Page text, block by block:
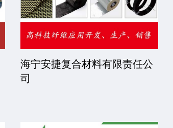
海宁安捷复合材料有限责任公
司